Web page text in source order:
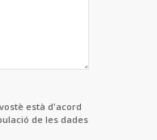
està d'acord
de les dades